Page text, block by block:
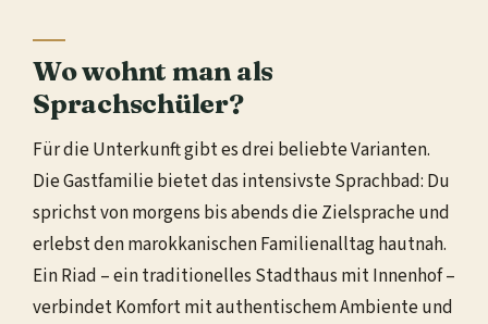
Wo wohnt man als
Sprachschüler?
Für die Unterkunft gibt es drei beliebte Varianten.
Die Gastfamilie bietet das intensivste Sprachbad: Du
sprichst von morgens bis abends die Zielsprache und
erlebst den marokkanischen Familienalltag hautnah.
Ein Riad – ein traditionelles Stadthaus mit Innenhof –
verbindet Komfort mit authentischem Ambiente und